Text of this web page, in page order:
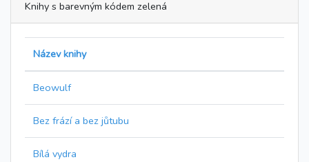
Knihy s barevným kódem zelená
Název knihy
Beowulf
Bez frází a bez jůtubu
Bílá vydra